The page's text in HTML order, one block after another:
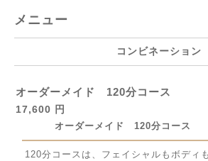
メニュー
コンビネーション
オーダーメイド 120分コース
17,600 円
オーダーメイド 120分コース
120分コースは、フェイシャルもボディ